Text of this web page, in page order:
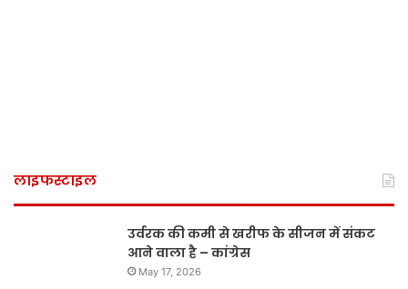
लाइफस्टाइल
उर्वरक की कमी से खरीफ के सीजन में संकट
आने वाला है – कांग्रेस
May 17, 2026